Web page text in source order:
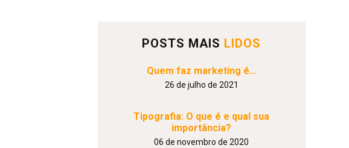
POSTS MAIS LIDOS
Quem faz marketing é…
26 de julho de 2021
Tipografia: O que é e qual sua
importância?
06 de novembro de 2020